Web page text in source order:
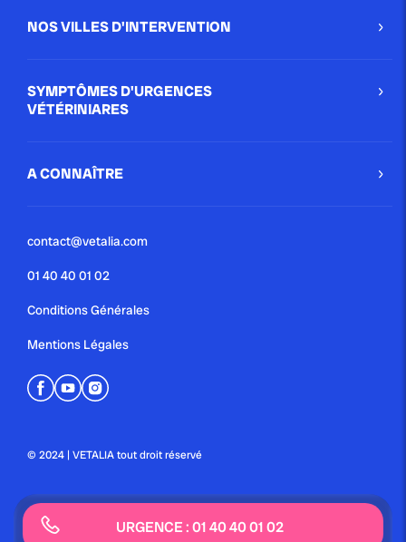
URGENCE : 01 40 40 01 02
NOS VILLES D'INTERVENTION
SYMPTÔMES D'URGENCES
VÉTÉRINIARES
A CONNAÎTRE
contact@vetalia.com
01 40 40 01 02
Conditions Générales
Mentions Légales
© 2024 | VETALIA tout droit réservé